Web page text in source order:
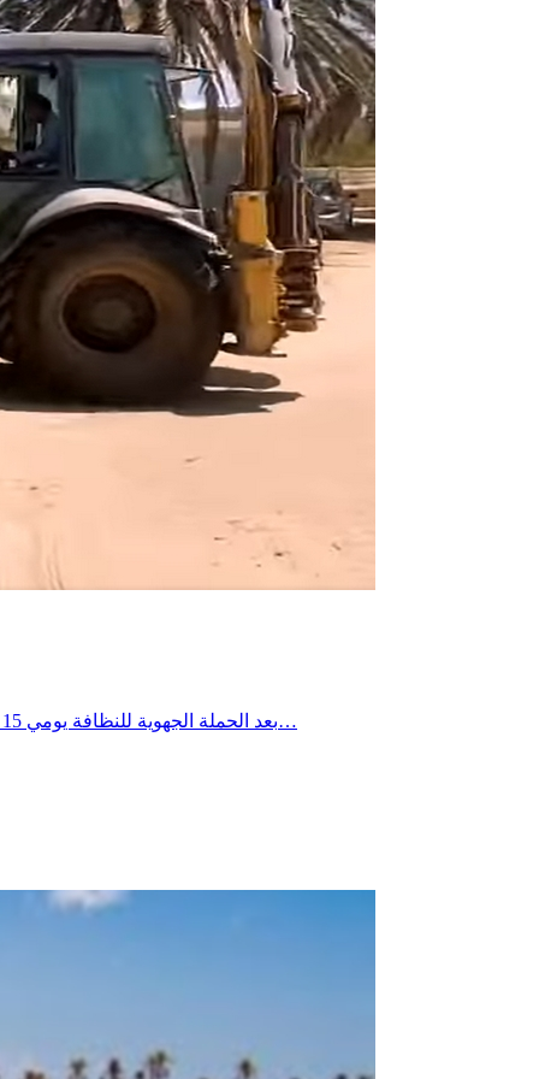
بعد الحملة الجهوية للنظافة يومي 15 و16 جويلية 2026، تواصلت التدخلات الميدانية يومي 18 و19 جويلية 2026 ببلدية العوابد الخزانات، حيث شملت العمادات الثلاث، وذلك في إطار…